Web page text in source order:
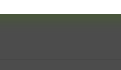
ih na sopstvenu